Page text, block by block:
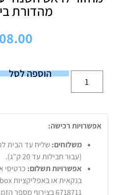
מהדורת
הוספה לסל
אפשרויות רכישה:
משלוחים:
(עבור חבילות עד 20 ק"ג).
אפשרויות תשלום:
6718711 בצירוף מספר הזמנה).